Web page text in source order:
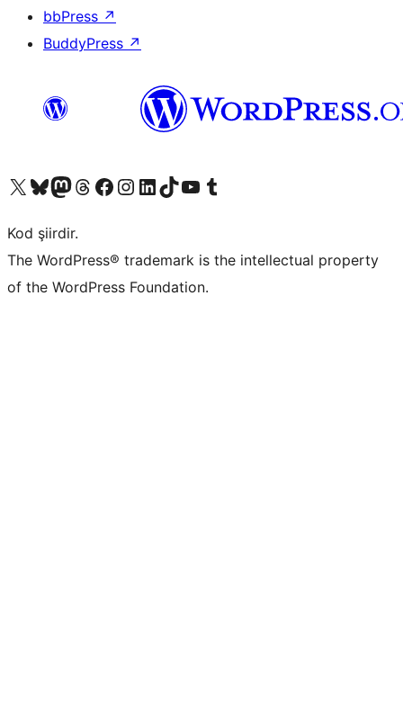
bbPress ↗
BuddyPress ↗
X (eski Twitter) hesabımıza bakın
Bluesky hesabımızı ziyaret edinMastodon hesabımızı ziyaret edinThreads hesabımızı ziyaret edinFacebook sayfamızı ziyaret edinInstagram hesabımızı ziyaret edinLinkedIn hesabımızı ziyaret edinTikTok hesabımızı ziyaret edinYouTube kanalımızı ziyaret edinTumblr hesabımızı ziyaret edin
Kod şiirdir.
The WordPress® trademark is the intellectual property
of the WordPress Foundation.